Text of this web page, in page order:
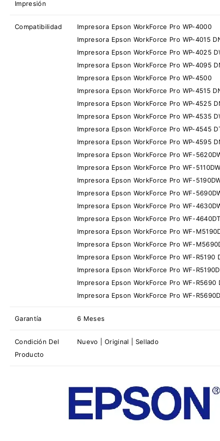
Impresión
Compatibilidad
Impresora Epson WorkForce Pro WP-4000
Impresora Epson WorkForce Pro WP-4015
Impresora Epson WorkForce Pro WP-4025
Impresora Epson WorkForce Pro WP-4095
Impresora Epson WorkForce Pro WP-4500
Impresora Epson WorkForce Pro WP-4515
Impresora Epson WorkForce Pro WP-4525
Impresora Epson WorkForce Pro WP-4535
Impresora Epson WorkForce Pro WP-4545
Impresora Epson WorkForce Pro WP-4595
Impresora Epson WorkForce Pro WF-
Impresora Epson WorkForce Pro WF-5110DW
Impresora Epson WorkForce Pro WF-
Impresora Epson WorkForce Pro WF-
Impresora Epson WorkForce Pro WF-
Impresora Epson WorkForce Pro WF-
Impresora Epson WorkForce Pro WF-
Impresora Epson WorkForce Pro WF-
Impresora Epson WorkForce Pro WF-R5190
Impresora Epson WorkForce Pro WF-
Impresora Epson WorkForce Pro WF-R5690
Impresora Epson WorkForce Pro WF-
Garantía 6 Meses
Condición Del
Producto
Nuevo | Original | Sellado